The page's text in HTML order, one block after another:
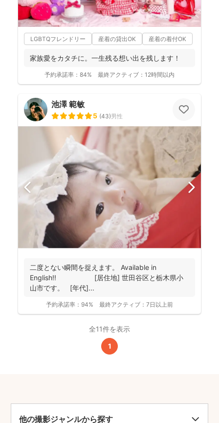
LGBTQフレンドリー 産着の貸出OK 産着の着付OK
家族愛をカタチに。一生残る想い出を残します！
予約承諾率： 84% 最終アクティブ： 12時間以内
池澤 範敏
5 (43)男性
二度とない瞬間を捉えます。 Available in
English!! [居住地] 世田谷区と栃木県小
山市です。 [年代]...
予約承諾率： 94% 最終アクティブ： 7日以上前
全11件を表示
1
他の撮影ジャンルから探す